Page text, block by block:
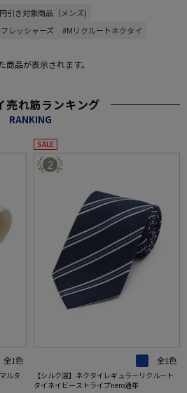
引き対象商品（メンズ)
レッシャーズ
#Mリクルートネクタイ
品が表示されます。
売れ筋ランキング
RANKING
全1色
ルタ
SALE
2
全1色
【シルク混】ネクタイレギュラーリクルート
タイネイビーストライプnero通年